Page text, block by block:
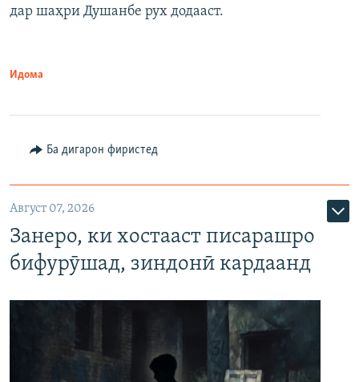
дар шаҳри Душанбе рух додааст.
Идома
Ба дигарон фиристед
Август 07, 2026
Занеро, ки хостааст писарашро
бифурӯшад, зиндонӣ кардаанд